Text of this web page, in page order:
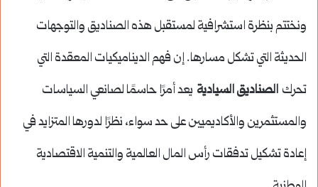
ونختتم بنظرة استشرافية لمستقبل هذه الصناديق والتوجهات
الحديثة التي تشكل مسارها. إن فهم الديناميكيات المعقدة التي
تحرك الصناديق السيادية يعد أمرًا حاسمًا لصانعي السياسات
والمستثمرين والأكاديميين على حد سواء، نظرًا لدورها المتزايد في
إعادة تشكيل تدفقات رأس المال العالمية والتنمية الاقتصادية